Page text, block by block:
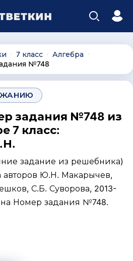
∙ 7 класс ∙ Алгебра ∙
№748
задания №748 из
7 класс:
задание из решебника)
авторов Ю.Н. Макарычев,
С.Б. Суворова, 2013-
на Номер задания №748.